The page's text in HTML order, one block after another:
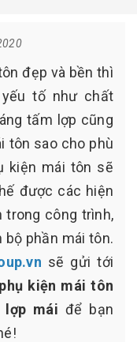
đẹp và bền thì
tố như chất
tấm lợp cũng
tôn sao cho phù
kiện mái tôn sẽ
được các hiện
trong công trình,
bộ phần mái tôn.
sẽ gửi tới
phụ kiện mái tôn
mái để bạn